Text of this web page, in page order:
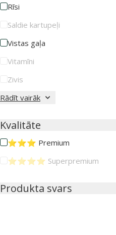
Rīsi
Saldie kartupeļi
Vistas gaļa
Vitamīni
Zivis
Rādīt vairāk
Kvalitāte
⭐⭐⭐ Premium
⭐⭐⭐⭐ Superpremium
Produkta svars